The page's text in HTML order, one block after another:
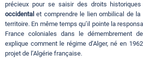
Contact
précieux pour se saisir des droits
occidental et comprendre le lien ombilical de
territoire. En même temps qu’il pointe la
France coloniales dans le démembrement
explique comment le régime d’Alger, né en
projet de l’Algérie française.